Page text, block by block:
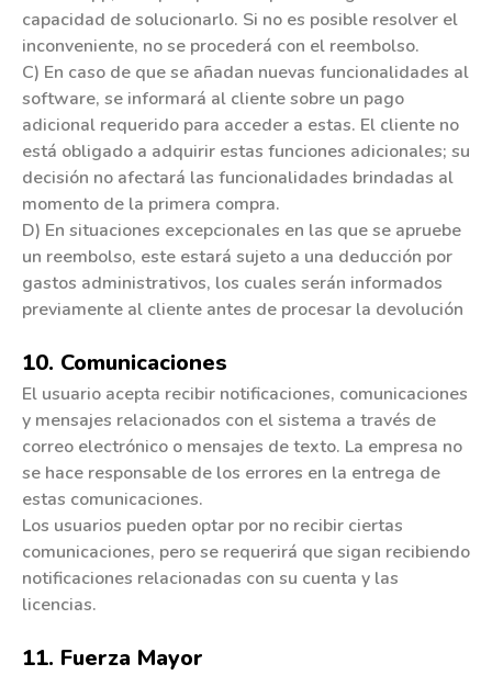
capacidad de solucionarlo. Si no es posible resolver el
inconveniente, no se procederá con el reembolso.​
C) En caso de que se añadan nuevas funcionalidades al
software, se informará al cliente sobre un pago
adicional requerido para acceder a estas. El cliente no
está obligado a adquirir estas funciones adicionales; su
decisión no afectará las funcionalidades brindadas al
momento de la primera compra.
D) En situaciones excepcionales en las que se apruebe
un reembolso, este estará sujeto a una deducción por
gastos administrativos, los cuales serán informados
previamente al cliente antes de procesar la devolución
10. Comunicaciones
El usuario acepta recibir notificaciones, comunicaciones
y mensajes relacionados con el sistema a través de
correo electrónico o mensajes de texto. La empresa no
se hace responsable de los errores en la entrega de
estas comunicaciones.
Los usuarios pueden optar por no recibir ciertas
comunicaciones, pero se requerirá que sigan recibiendo
notificaciones relacionadas con su cuenta y las
licencias.
11. Fuerza Mayor